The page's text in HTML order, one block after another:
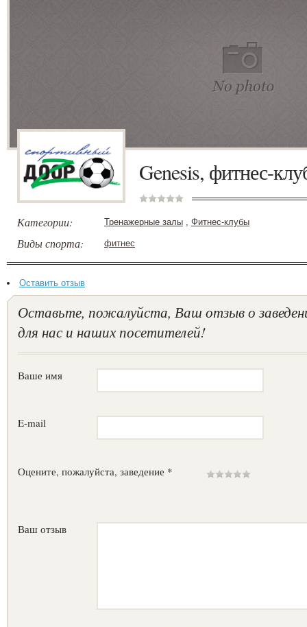
Genesis, фитнес-
Категории: Тренажерные залы , Фитнес-клубы
Виды спорта: фитнес
Оставить отзыв
Оставьте, пожалуйста, Ваш отзыв о
для нас и наших посетителей!
Ваше имя
E-mail
Оцените, пожалуйста, заведение *
Ваш отзыв